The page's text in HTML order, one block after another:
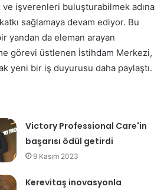
ve işverenleri buluşturabilmek adına
sağlamaya devam ediyor. Bu
yandan da eleman arayan
görevi üstlenen İstihdam Merkezi,
yeni bir iş duyurusu daha paylaştı.
Victory Professional Care'in
başarısı ödül getirdi
9 Kasım 2023
Kerevitaş inovasyonla